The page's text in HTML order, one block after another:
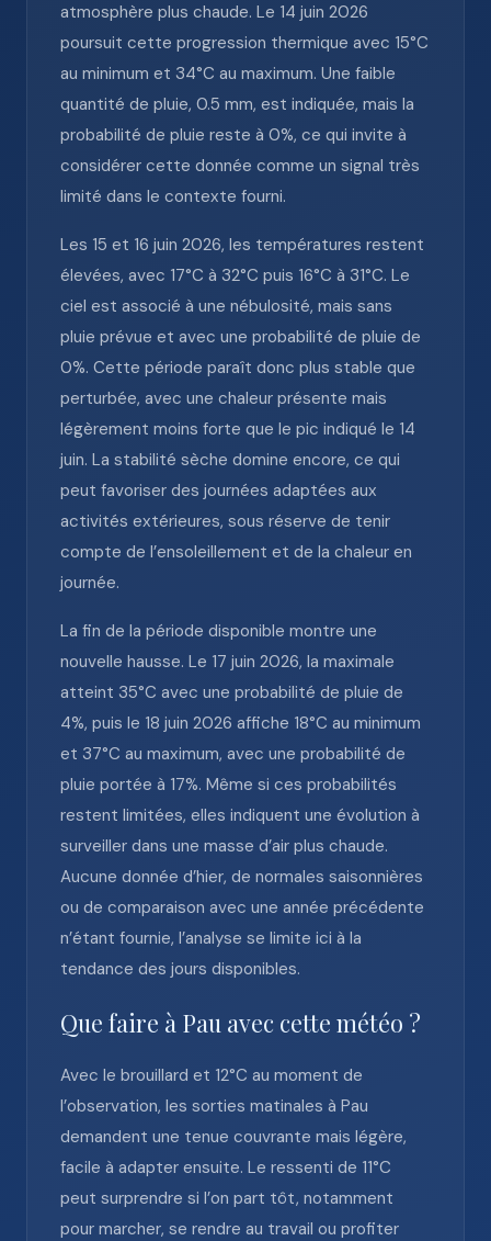
atmosphère plus chaude. Le 14 juin 2026
poursuit cette progression thermique avec 15°C
au minimum et 34°C au maximum. Une faible
quantité de pluie, 0.5 mm, est indiquée, mais la
probabilité de pluie reste à 0%, ce qui invite à
considérer cette donnée comme un signal très
limité dans le contexte fourni.
Les 15 et 16 juin 2026, les températures restent
élevées, avec 17°C à 32°C puis 16°C à 31°C. Le
ciel est associé à une nébulosité, mais sans
pluie prévue et avec une probabilité de pluie de
0%. Cette période paraît donc plus stable que
perturbée, avec une chaleur présente mais
légèrement moins forte que le pic indiqué le 14
juin. La stabilité sèche domine encore, ce qui
peut favoriser des journées adaptées aux
activités extérieures, sous réserve de tenir
compte de l’ensoleillement et de la chaleur en
journée.
La fin de la période disponible montre une
nouvelle hausse. Le 17 juin 2026, la maximale
atteint 35°C avec une probabilité de pluie de
4%, puis le 18 juin 2026 affiche 18°C au minimum
et 37°C au maximum, avec une probabilité de
pluie portée à 17%. Même si ces probabilités
restent limitées, elles indiquent une évolution à
surveiller dans une masse d’air plus chaude.
Aucune donnée d’hier, de normales saisonnières
ou de comparaison avec une année précédente
n’étant fournie, l’analyse se limite ici à la
tendance des jours disponibles.
Que faire à Pau avec cette météo ?
Avec le brouillard et 12°C au moment de
l’observation, les sorties matinales à Pau
demandent une tenue couvrante mais légère,
facile à adapter ensuite. Le ressenti de 11°C
peut surprendre si l’on part tôt, notamment
pour marcher, se rendre au travail ou profiter